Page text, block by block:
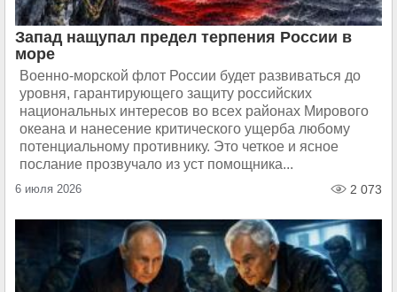
Запад нащупал предел терпения России в
море
Военно-морской флот России будет развиваться до
уровня, гарантирующего защиту российских
национальных интересов во всех районах Мирового
океана и нанесение критического ущерба любому
потенциальному противнику. Это четкое и ясное
послание прозвучало из уст помощника...
6 июля 2026 2 073